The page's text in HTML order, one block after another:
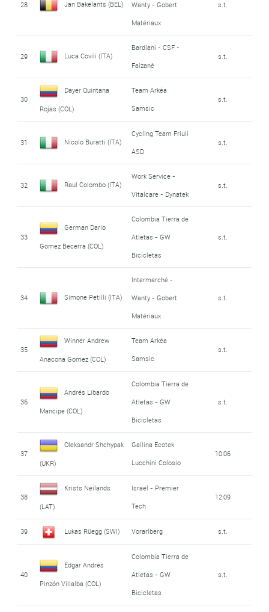
28 Jan Bakelants (BEL)
Wanty - Gobert
Matériaux
s.t.
29 Luca Covili (ITA)
Bardiani - CSF -
Faizanè
s.t.
30
Dayer Quintana
Rojas (COL)
Team Arkéa
Samsic
s.t.
31 Nicolo Buratti (ITA)
Cycling Team Friuli
ASD
s.t.
32 Raul Colombo (ITA)
Work Service -
Vitalcare - Dynatek
s.t.
33
German Dario
Gomez Becerra (COL)
Colombia Tierra de
Atletas - GW
Bicicletas
s.t.
34 Simone Petilli (ITA)
Intermarché -
Wanty - Gobert
Matériaux
s.t.
35
Winner Andrew
Anacona Gomez (COL)
Team Arkéa
Samsic
s.t.
36
Andrés Libardo
Mancipe (COL)
Colombia Tierra de
Atletas - GW
Bicicletas
s.t.
37
Oleksandr Shchypak
(UKR)
Gallina Ecotek
Lucchini Colosio
10:06
38
Krists Neilands
(LAT)
Israel - Premier
Tech
12:09
39 Lukas Rüegg (SWI) Vorarlberg s.t.
40
Edgar Andrés
Pinzón Villalba (COL)
Colombia Tierra de
Atletas - GW
Bicicletas
s.t.